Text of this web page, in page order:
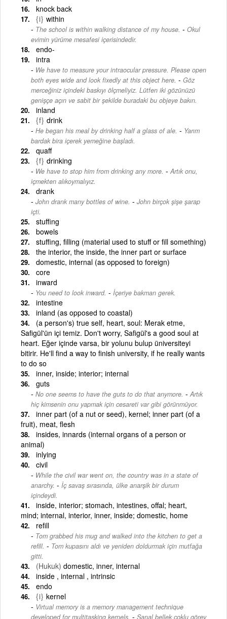
knock back
{i} within
The school is within walking distance of my house. - Okul
evimin yürüme mesafesi içerisindedir.
endo-
intra
We have to measure your intraocular pressure. Please open
both eyes wide and look fixedly at this object here. - Göz
merceğiniz içindeki baskıyı ölçmeliyiz. Lütfen iki gözünüzü
genişçe açın ve sabit bir şekilde buradaki bu objeye bakın.
inland
{f} drink
He began his meal by drinking half a glass of ale. - Yarım
bardak bira içerek yemeğine başladı.
quaff
{f} drinking
We have to stop him from drinking any more. - Artık onu,
içmekten alıkoymalıyız.
drank
John drank many bottles of wine. - John birçok şişe şarap
içti.
stuffing
bowels
stuffing, filling (material used to stuff or fill something)
the interior, the inside, the inner part or surface
domestic, internal (as opposed to foreign)
core
inward
You need to look inward. - İçeriye bakman gerek.
intestine
inland (as opposed to coastal)
(a person's) true self, heart, soul: Merak etme,
Safigül'ün içi temiz. Don't worry, Safigül's a good soul at
heart. Eğer içinde varsa, bir yolunu bulup üniversiteyi
bitirir. He'll find a way to finish university, if he really wants
to do so
inner, inside; interior; internal
guts
No one seems to have the guts to do that anymore. - Artık
hiç kimsenin onu yapmak için cesareti var gibi görünmüyor.
inner part (of a nut or seed), kernel; inner part (of a
fruit), meat, flesh
insides, innards (internal organs of a person or
animal)
inlying
civil
While the civil war went on, the country was in a state of
anarchy. - İç savaş sırasında, ülke anarşik bir durum
içindeydi.
inside, interior; stomach, intestines, offal; heart,
mind; internal, interior, inner, inside; domestic, home
refill
Tom grabbed his mug and walked into the kitchen to get a
refill. - Tom kupasını aldı ve yeniden doldurmak için mutfağa
gitti.
(Hukuk) domestic, inner, internal
inside , internal , intrinsic
endo
{i} kernel
Virtual memory is a memory management technique
developed for multitasking kernels. - Sanal bellek çoklu görev